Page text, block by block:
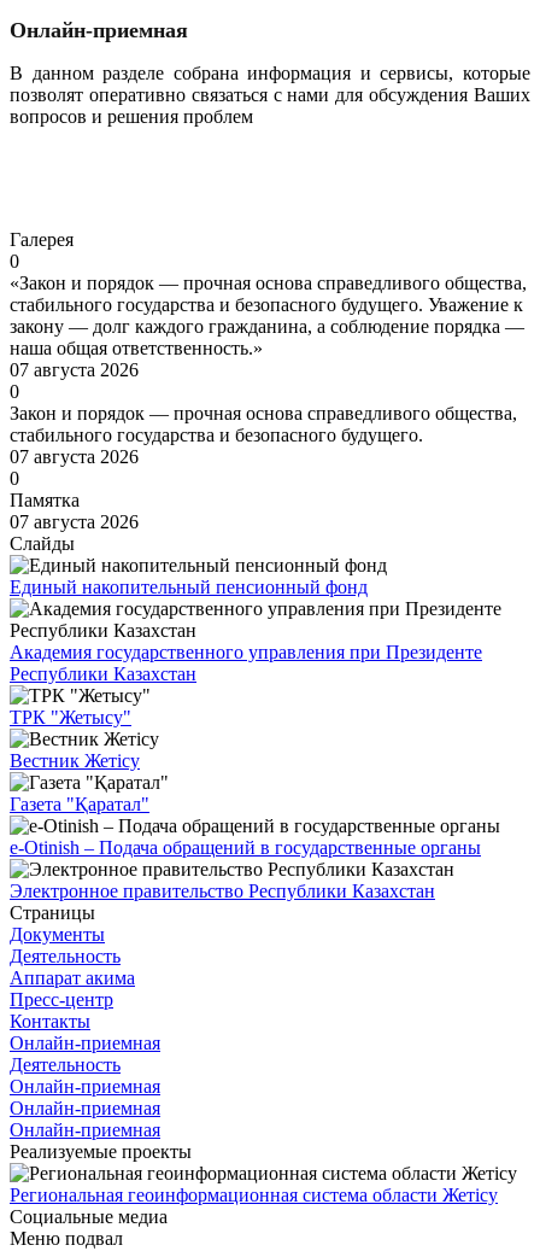
Онлайн-приемная
В данном разделе собрана информация и сервисы, которые
позволят оперативно связаться с нами для обсуждения Ваших
вопросов и решения проблем
Галерея
0
«Закон и порядок — прочная основа справедливого общества,
стабильного государства и безопасного будущего. Уважение к
закону — долг каждого гражданина, а соблюдение порядка —
наша общая ответственность.»
07 августа 2026
0
Закон и порядок — прочная основа справедливого общества,
стабильного государства и безопасного будущего.
07 августа 2026
0
Памятка
07 августа 2026
Слайды
Единый накопительный пенсионный фонд
Академия государственного управления при Президенте
Республики Казахстан
ТРК "Жетысу"
Вестник Жетісу
Газета "Қаратал"
e-Otinish – Подача обращений в государственные органы
Электронное правительство Республики Казахстан
Страницы
Документы
Деятельность
Аппарат акима
Пресс-центр
Контакты
Онлайн-приемная
Деятельность
Онлайн-приемная
Онлайн-приемная
Онлайн-приемная
Реализуемые проекты
Региональная геоинформационная система области Жетісу
Социальные медиа
Меню подвал